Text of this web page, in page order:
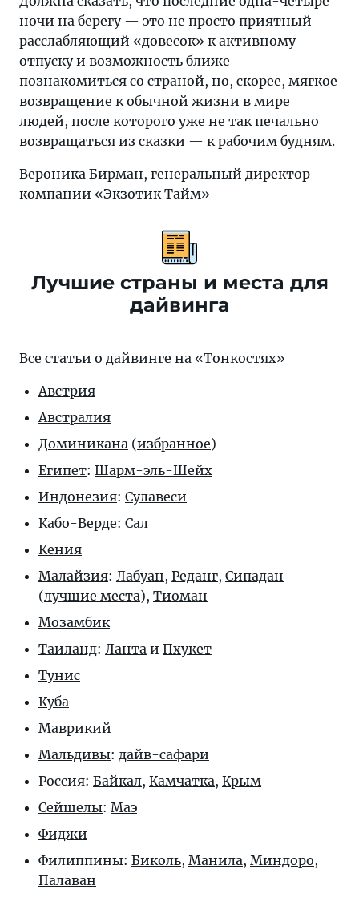
ночи на берегу — это не просто приятный
расслабляющий «довесок» к активному
отпуску и возможность ближе
познакомиться со страной, но, скорее, мягкое
возвращение к обычной жизни в мире
людей, после которого уже не так печально
возвращаться из сказки — к рабочим будням.
Вероника Бирман, генеральный директор
компании «Экзотик Тайм»
Лучшие страны и места для
дайвинга
Все статьи о дайвинге на «Тонкостях»
Австрия
Австралия
Доминикана (избранное)
Египет: Шарм-эль-Шейх
Индонезия: Сулавеси
Кабо-Верде: Сал
Кения
Малайзия: Лабуан, Реданг, Сипадан
(лучшие места), Тиоман
Мозамбик
Таиланд: Ланта и Пхукет
Тунис
Куба
Маврикий
Мальдивы: дайв-сафари
Россия: Байкал, Камчатка, Крым
Сейшелы: Маэ
Фиджи
Филиппины: Биколь, Манила, Миндоро,
Палаван